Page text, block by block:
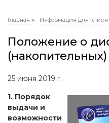
Главная Информация для
Положение о
25 июня 2019 г.
1. Порядок
выдачи и
возможности